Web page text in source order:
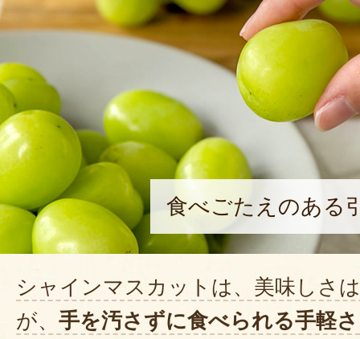
食べごたえのある
シャインマスカットは、美味しさ
が、 手を汚さずに食べられる手軽さ